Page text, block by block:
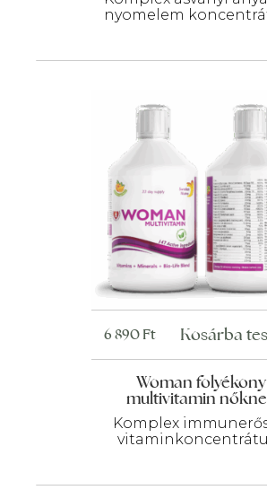
nyomelem
Woman folyékony
multivitamin
Komplex
6 890Ft Kosárba